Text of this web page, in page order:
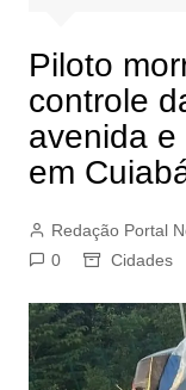
Piloto
controle
avenida
em
Redação Portal
0
Cidades